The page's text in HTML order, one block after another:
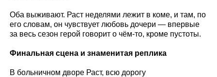
Оба выживают. Раст неделями лежит в коме, и там, по
его словам, он чувствует любовь дочери — впервые
за весь сезон герой говорит о чём-то, кроме пустоты.
Финальная сцена и знаменитая реплика
В больничном дворе Раст, всю дорогу